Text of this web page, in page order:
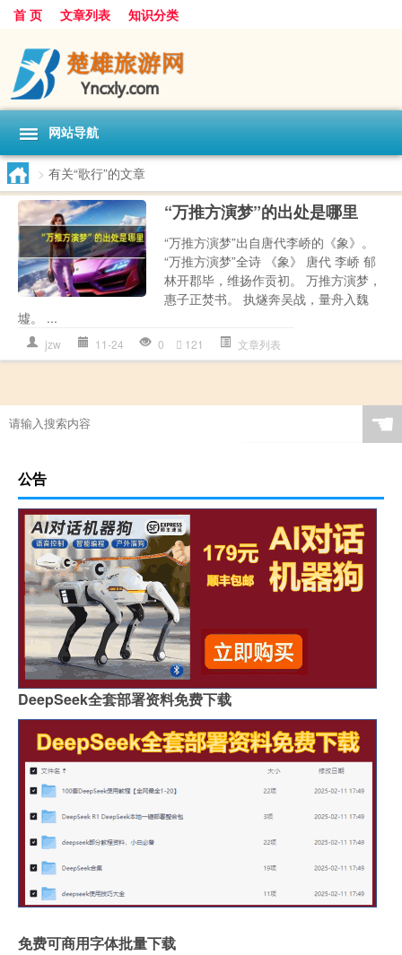
首 页 文章列表 知识分类
网站导航
> 有关“歌行”的文章
“万推方演梦”的出处是哪里
“万推方演梦”出自唐代李峤的《象》。
“万推方演梦”全诗 《象》 唐代 李峤 郁
林开郡毕，维扬作贡初。 万推方演梦，
惠子正焚书。 执燧奔吴战，量舟入魏
墟。 ...
jzw 11-24 0 121 文章列表
☚
公告
DeepSeek全套部署资料免费下载
免费可商用字体批量下载